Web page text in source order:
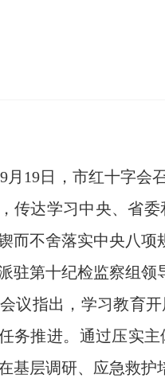
9月 19日
，市红十字会
传达学习中央、省
而不舍落实中央八项
驻第十纪检监察组领
会议指出，学习教育
务推进。通过压实
基层调研、应急救护